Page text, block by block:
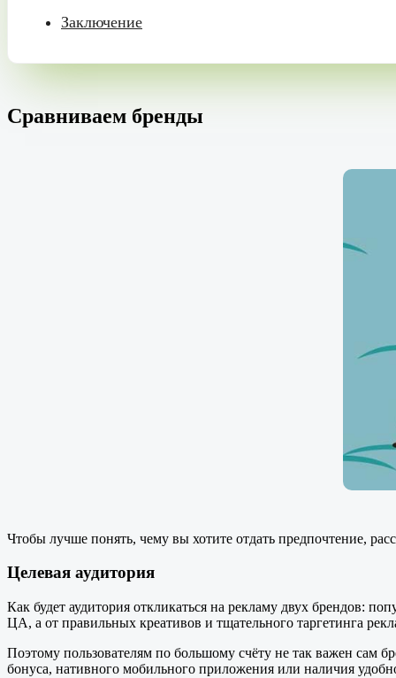
Заключение
Сравниваем бренды
Чтобы лучше понять, чему вы хотите отдать предпочтение,
Целевая аудитория
Как будет аудитория откликаться на рекламу двух брендов:
ЦА, а от правильных креативов и тщательного таргетинга
Поэтому пользователям по большому счёту не так важен сам
бонуса, нативного мобильного приложения или наличия